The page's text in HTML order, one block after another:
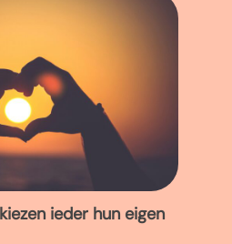
ieder hun eigen